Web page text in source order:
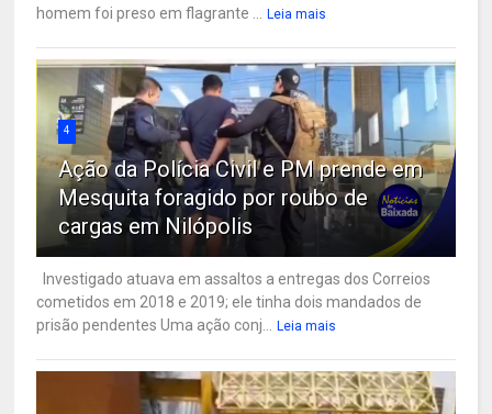
homem foi preso em flagrante ...
Leia mais
4
Ação da Polícia Civil e PM prende em
Mesquita foragido por roubo de
cargas em Nilópolis
Investigado atuava em assaltos a entregas dos Correios
cometidos em 2018 e 2019; ele tinha dois mandados de
prisão pendentes Uma ação conj...
Leia mais